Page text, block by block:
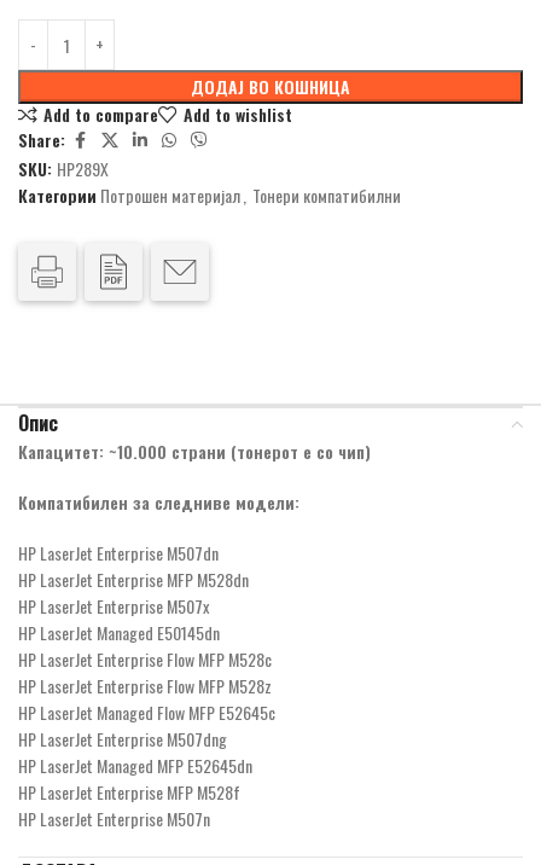
ДОДАЈ ВО КОШНИЦА
Add to compare
Add to wishlist
Share:
SKU: HP289X
Категории Потрошен материјал, Тонери компатибилни
Опис
Капацитет: ~10.000 страни (тонерот е со чип)
Компатибилен за следниве модели:
HP LaserJet Enterprise M507dn
HP LaserJet Enterprise MFP M528dn
HP LaserJet Enterprise M507x
HP LaserJet Managed E50145dn
HP LaserJet Enterprise Flow MFP M528c
HP LaserJet Enterprise Flow MFP M528z
HP LaserJet Managed Flow MFP E52645c
HP LaserJet Enterprise M507dng
HP LaserJet Managed MFP E52645dn
HP LaserJet Enterprise MFP M528f
HP LaserJet Enterprise M507n